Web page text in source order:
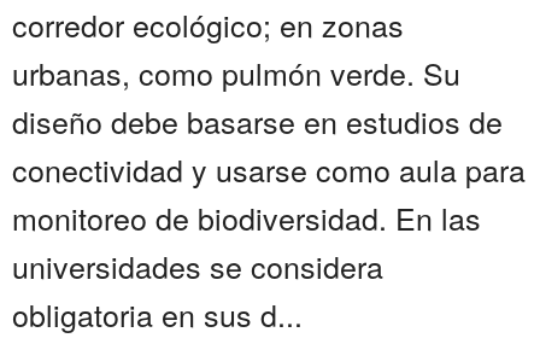
corredor ecológico; en zonas
urbanas, como pulmón verde. Su
diseño debe basarse en estudios de
conectividad y usarse como aula para
monitoreo de biodiversidad. En las
universidades se considera
obligatoria en sus d...